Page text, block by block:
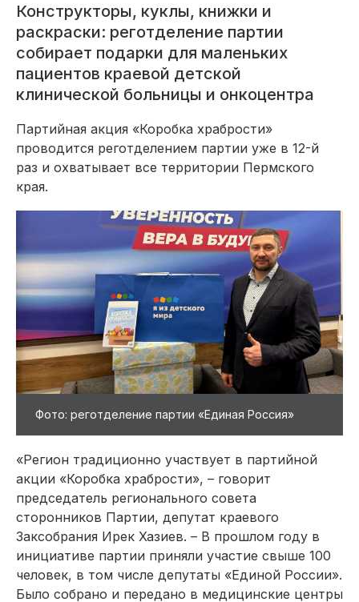
Конструкторы, куклы, книжки и
раскраски: реготделение партии
собирает подарки для маленьких
пациентов краевой детской
клинической больницы и онкоцентра
Партийная акция «Коробка храбрости»
проводится реготделением партии уже в 12-й
раз и охватывает все территории Пермского
края.
Фото: реготделение партии «Единая Россия»
«Регион традиционно участвует в партийной
акции «Коробка храбрости», – говорит
председатель регионального совета
сторонников Партии, депутат краевого
Заксобрания Ирек Хазиев. – В прошлом году в
инициативе партии приняли участие свыше 100
человек, в том числе депутаты «Единой России».
Было собрано и передано в медицинские центры